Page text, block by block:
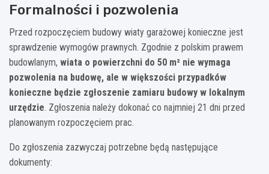
Formalności i pozwolenia
Przed rozpoczęciem budowy wiaty garażowej konieczne jest
sprawdzenie wymogów prawnych. Zgodnie z polskim prawem
budowlanym, wiata o powierzchni do 50 m² nie wymaga
pozwolenia na budowę, ale w większości przypadków
konieczne będzie zgłoszenie zamiaru budowy w lokalnym
urzędzie. Zgłoszenia należy dokonać co najmniej 21 dni przed
planowanym rozpoczęciem prac.
Do zgłoszenia zazwyczaj potrzebne będą następujące
dokumenty: